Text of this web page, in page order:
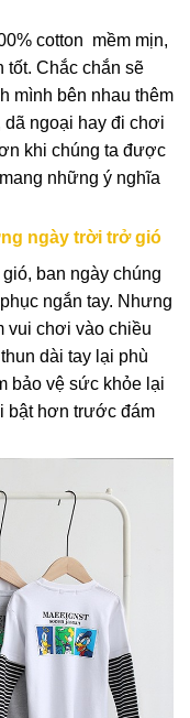
cotton mềm mịn,
tốt. Chắc chắn sẽ
mình bên nhau thêm
ngoại hay đi chơi
khi chúng ta được
những ý nghĩa
ngày trời trở gió
ban ngày chúng
ngắn tay. Nhưng
vui chơi vào chiều
dài tay lại phù
bảo vệ sức khỏe lại
bật hơn trước đám